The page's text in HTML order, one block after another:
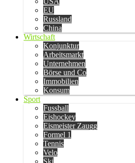
EU
Russland
China
Wirtschaft
Konjunktur
Arbeitsmarkt
Unternehmen
Börse und Co
Immobilien
Konsum
Sport
Fussball
Eishockey
Eismeister Zaugg
Formel 1
Tennis
Velo
Ski